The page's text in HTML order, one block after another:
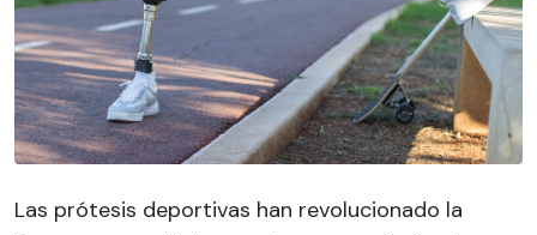
Las prótesis deportivas han revolucionado la